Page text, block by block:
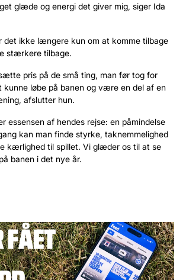
glæde og energi det giver mig, siger Ida
det ikke længere kun om at komme tilbage
stærkere tilbage.
pris på de små ting, man før tog for
kunne løbe på banen og være en del af en
afslutter hun.
essensen af hendes rejse: en påmindelse
kan man finde styrke, taknemmelighed
kærlighed til spillet. Vi glæder os til at se
banen i det nye år.